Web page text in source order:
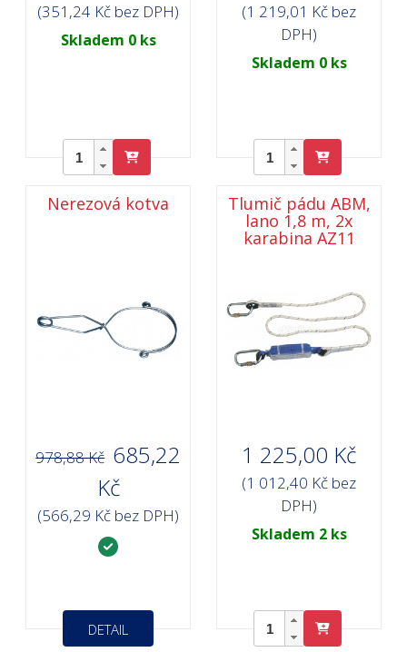
(351,24 Kč bez DPH)
Skladem 0 ks
(1 219,01 Kč bez
DPH)
Skladem 0 ks
Nerezová kotva
978,88 Kč 685,22
Kč
(566,29 Kč bez DPH)
DETAIL
Tlumič pádu ABM,
lano 1,8 m, 2x
karabina AZ11
1 225,00 Kč
(1 012,40 Kč bez
DPH)
Skladem 2 ks